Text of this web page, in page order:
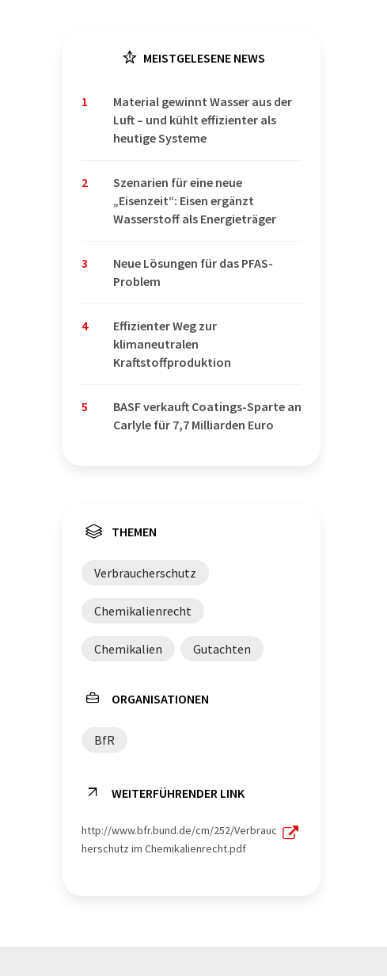
MEISTGELESENE NEWS
1
Material gewinnt Wasser aus der
Luft – und kühlt effizienter als
heutige Systeme
2
Szenarien für eine neue
„Eisenzeit“: Eisen ergänzt
Wasserstoff als Energieträger
3
Neue Lösungen für das PFAS-
Problem
4
Effizienter Weg zur
klimaneutralen
Kraftstoffproduktion
5
BASF verkauft Coatings-Sparte an
Carlyle für 7,7 Milliarden Euro
THEMEN
Verbraucherschutz
Chemikalienrecht
Chemikalien Gutachten
ORGANISATIONEN
BfR
WEITERFÜHRENDER LINK
http://www.bfr.bund.de/cm/252/Verbrauc
herschutz im Chemikalienrecht.pdf